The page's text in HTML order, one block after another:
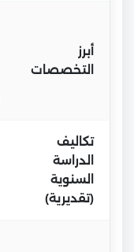
أبرز
التخصصات
تكاليف
الدراسة
السنوية
(تقديرية)